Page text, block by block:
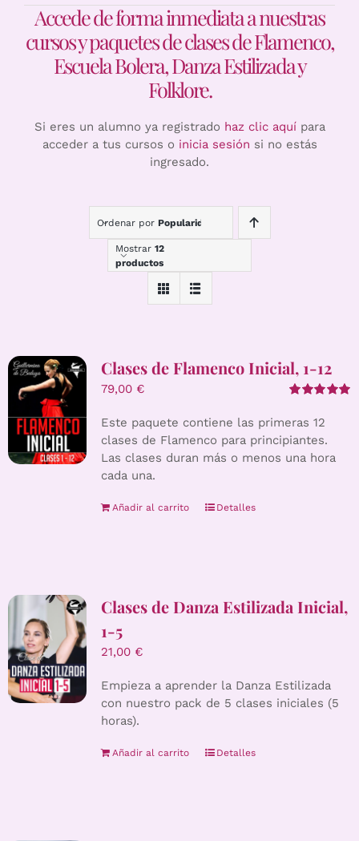
Accede de forma inmediata a nuestras
cursos y paquetes de clases de Flamenco,
Escuela Bolera, Danza Estilizada y
Folklore.
Si eres un alumno ya registrado haz clic aquípara
acceder a tus cursos o inicia sesión si no estás
ingresado.
Ordenar por Popularidad
Mostrar 12
productos
Clases de Flamenco Inicial, 1-12
con5.00
79,00 €
Este paquete contiene las primeras 12
clases de Flamenco para principiantes.
Las clases duran más o menos una hora
cada una.
Añadir al carrito Detalles
Clases de Danza Estilizada Inicial,
1-5
21,00 €
Empieza a aprender la Danza Estilizada
con nuestro pack de 5 clases iniciales (5
horas).
Añadir al carrito Detalles